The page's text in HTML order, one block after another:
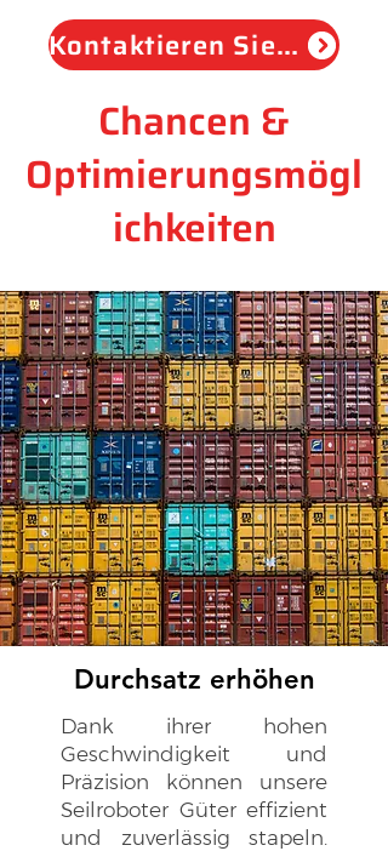
Kontaktieren Sie uns
Chancen &
Optimierungsmögl
ichkeiten
Durchsatz erhöhen
Dank ihrer hohen
Geschwindigkeit und
Präzision können unsere
Seilroboter Güter effizient
und zuverlässig stapeln.